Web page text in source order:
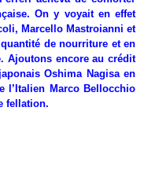
On y voyait en effet
Marcello Mastroianni et
de nourriture et en
Ajoutons encore au crédit
Oshima Nagisa en
l’Italien Marco Bellocchio
fellation.